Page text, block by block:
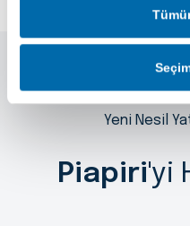
Yeni Nesil
Piapiri'yi